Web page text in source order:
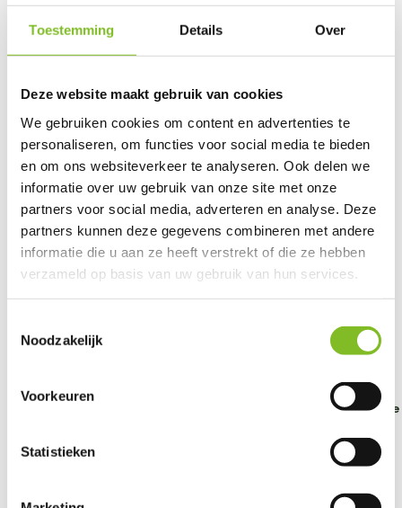
Toestemming Details Over
Deze website maakt gebruik van cookies
We gebruiken cookies om content en advertenties te
personaliseren, om functies voor social media te bieden
en om ons websiteverkeer te analyseren. Ook delen we
informatie over uw gebruik van onze site met onze
partners voor social media, adverteren en analyse. Deze
partners kunnen deze gegevens combineren met andere
informatie die u aan ze heeft verstrekt of die ze hebben
verzameld op basis van uw gebruik van hun services.
Noodzakelijk
Voorkeuren
Statistieken
EAN 0035585530024
Do you have a question about this product?
Our employee is happy to help you find the right product
Send mail
This product is available in the following variants:
Gerelateerde producten
€4,99
Kat Luvs Mouse